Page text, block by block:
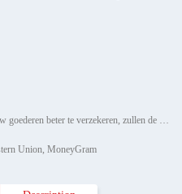
Verpakking Details: Om de veiligheid van uw goederen beter te verzekeren, zullen de professionele, milieuvriendelijke, g
Union, MoneyGram